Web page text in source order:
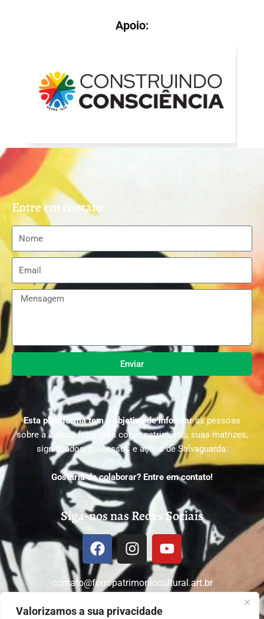
Valorizamos a sua privacidade
Apoio:
Entre em contato
Enviar
Esta plataforma tem o objetivo de informaras pessoas
sobre a cultura forrozeira como patrimônio, suas matrizes,
significados, processos e ações de Salvaguarda.
Gostaria de colaborar? Entre em contato!
Siga-nos nas Redes Sociais
contato@forropatrimoniocultural.art.br